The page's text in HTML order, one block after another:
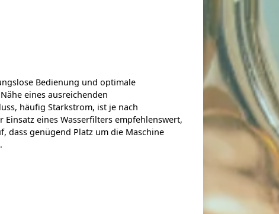
Bedienung und optimale
eines ausreichenden
häufig Starkstrom, ist je nach
eines Wasserfilters empfehlenswert,
dass genügend Platz um die Maschine